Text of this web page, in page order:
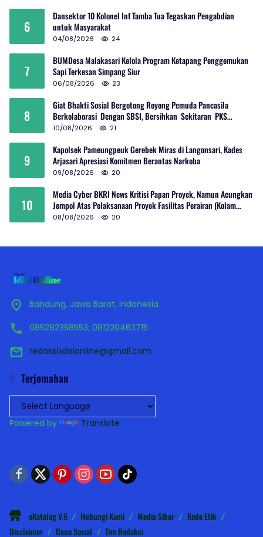
6
Dansektor 10 Kolonel Inf Tamba Tua Tegaskan Pengabdian
untuk Masyarakat
04/08/2026 24
7
BUMDesa Malakasari Kelola Program Ketapang Penggemukan
Sapi Terkesan Simpang Siur
06/08/2026 23
8
Giat Bhakti Sosial Bergotong Royong Pemuda Pancasila
Berkolaborasi Dengan SBSI, Bersihkan Sekitaran PKS
Rambutan Dan Jalan Umum
10/08/2026 21
9
Kapolsek Pameungpeuk Gerebek Miras di Langonsari, Kades
Arjasari Apresiasi Komitmen Berantas Narkoba
09/08/2026 20
10
Media Cyber BKRI News Kritisi Papan Proyek, Namun Acungkan
Jempol Atas Pelaksanaan Proyek Fasilitas Perairan (Kolam
Labuh) PP Jayanti
08/08/2026 20
Bandung, Jawa Barat, Indonesia
085282358553; 081220463715
redaksi.idisionline@gmail.com
Terjemahan
Powered by Translate
eKatalog V.6 Hubungi Kami Media Siber
Kode Etik
Disclaimer
Dana Sosial Tim Redaksi